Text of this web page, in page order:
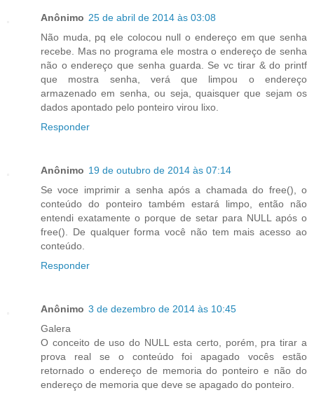
Anônimo 25 de abril de 2014 às 03:08
Não muda, pq ele colocou null o endereço em que senha
recebe. Mas no programa ele mostra o endereço de senha
não o endereço que senha guarda. Se vc tirar & do printf
que mostra senha, verá que limpou o endereço
armazenado em senha, ou seja, quaisquer que sejam os
dados apontado pelo ponteiro virou lixo.
Responder
Anônimo 19 de outubro de 2014 às 07:14
Se voce imprimir a senha após a chamada do free(), o
conteúdo do ponteiro também estará limpo, então não
entendi exatamente o porque de setar para NULL após o
free(). De qualquer forma você não tem mais acesso ao
conteúdo.
Responder
Anônimo 3 de dezembro de 2014 às 10:45
Galera
O conceito de uso do NULL esta certo, porém, pra tirar a
prova real se o conteúdo foi apagado vocês estão
retornado o endereço de memoria do ponteiro e não do
endereço de memoria que deve se apagado do ponteiro.